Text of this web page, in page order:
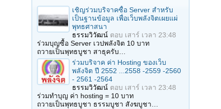
เชิญร่วมบริจาคซื้อ Server สำหรับ
เป็นฐานข้อมูล เพื่อเว็บพลังจิตเผยแผ่
พุทธศาสนา
ธรรมวิวัฒน์ ตอบ เสาร์ เวลา 23:48
ร่วมบุญซื้อ Server เวปพลังจิต 10 บาท
ถวายเป็นพุทธบูชา สาธุครับ…
ร่วมบริจาค ค่า Hosting ของเว็บ
พลังจิต ปี 2552 ...2558 -2559 -2560
- 2561 -2564
ธรรมวิวัฒน์ ตอบ เสาร์ เวลา 23:48
ร่วมทำบุญ ค่า hosting = 10 บาท
ถวายเป็นพุทธบูชา ธรรมบูชา สังฆบูชา…